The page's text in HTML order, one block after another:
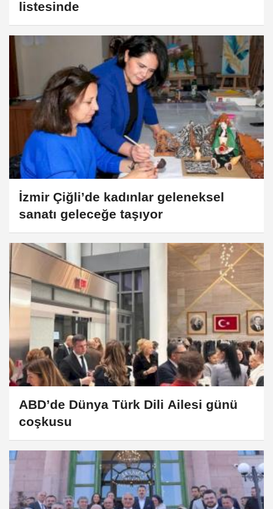
listesinde
İzmir Çiğli’de kadınlar geleneksel
sanatı geleceğe taşıyor
ABD’de Dünya Türk Dili Ailesi günü
coşkusu